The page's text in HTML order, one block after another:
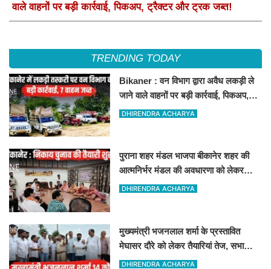
वाले वाहनों पर बड़ी कार्रवाई, पिकअप, ट्रैक्टर और ट्रक जब्त!
TRENDING TODAY
Bikaner : वन विभाग द्वारा अवैध लकड़ी ले
जाने वाले वाहनों पर बड़ी कार्रवाई, पिकअप,
ट्रैक्टर और ट्रक जब्त!
DHIRENDRA ACHARYA
पुराना शहर मंडल भाजपा बीकानेर शहर की
आत्मनिर्भर मंडल की अवधारणा को लेकर
मासिक एवं निकाय चुनाव की तैयारी बैठक
DHIRENDRA ACHARYA
मुख्यमंत्री भजनलाल शर्मा के प्रस्तावित
मेघासर दौरे को लेकर तैयारियां तेज, सभा
स्थल का लिया जायजा
DHIRENDRA ACHARYA